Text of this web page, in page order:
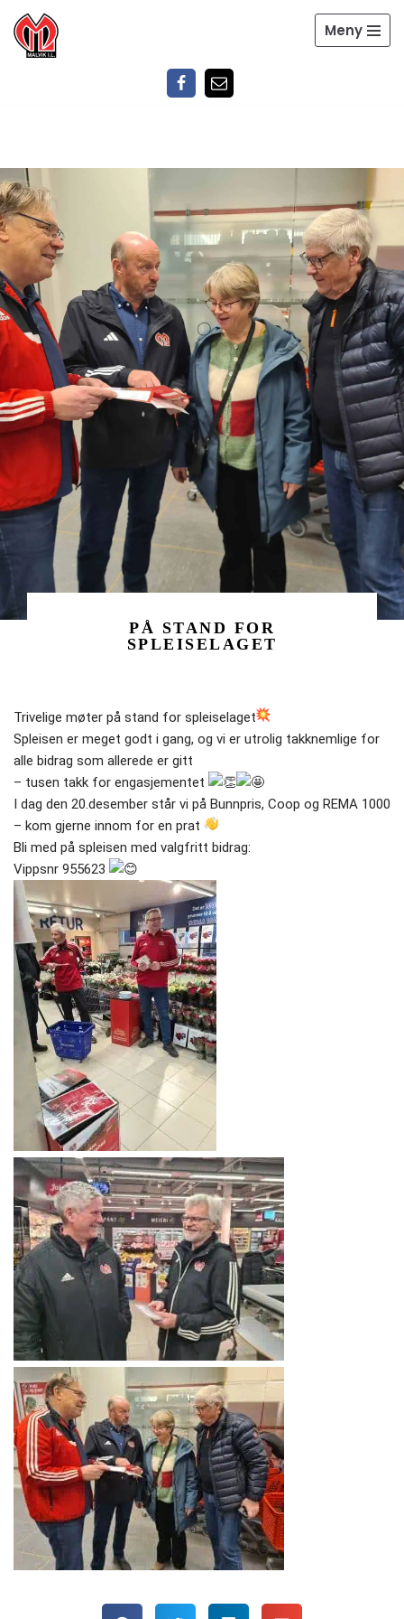
Hopp
Meny
PÅ STAND FOR
SPLEISELAGET
Trivelige møter på stand for spleiselaget
Spleisen er meget godt i gang, og vi er utrolig takknemlige for
alle bidrag som allerede er gitt
– tusen takk for engasjementet
I dag den 20.desember står vi på Bunnpris, Coop og REMA 1000
– kom gjerne innom for en prat
Bli med på spleisen med valgfritt bidrag:
Vippsnr 955623